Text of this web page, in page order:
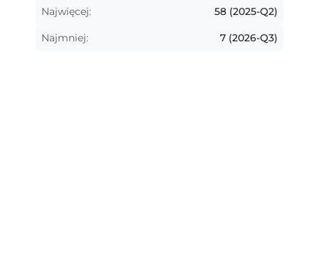
Najwięcej: 58 (2025-Q2)
Najmniej: 7 (2026-Q3)